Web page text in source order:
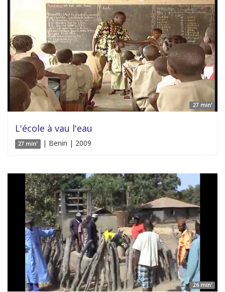
27 min'
L'école à vau l'eau
27 min' | Benin | 2009
26 min'